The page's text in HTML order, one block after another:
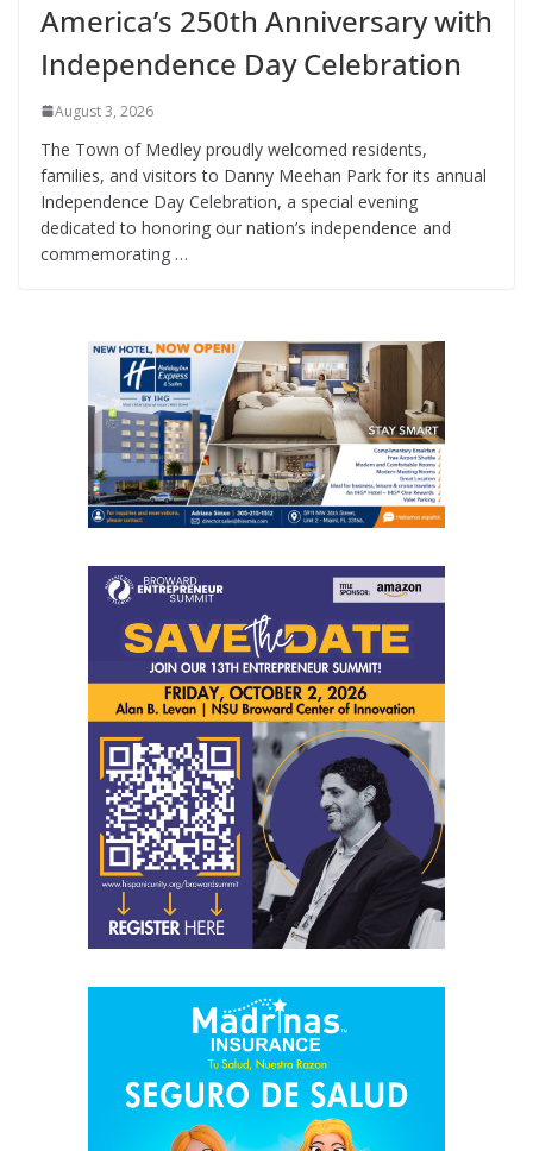
America’s 250th Anniversary with
Independence Day Celebration
August 3, 2026
The Town of Medley proudly welcomed residents,
families, and visitors to Danny Meehan Park for its annual
Independence Day Celebration, a special evening
dedicated to honoring our nation’s independence and
commemorating …